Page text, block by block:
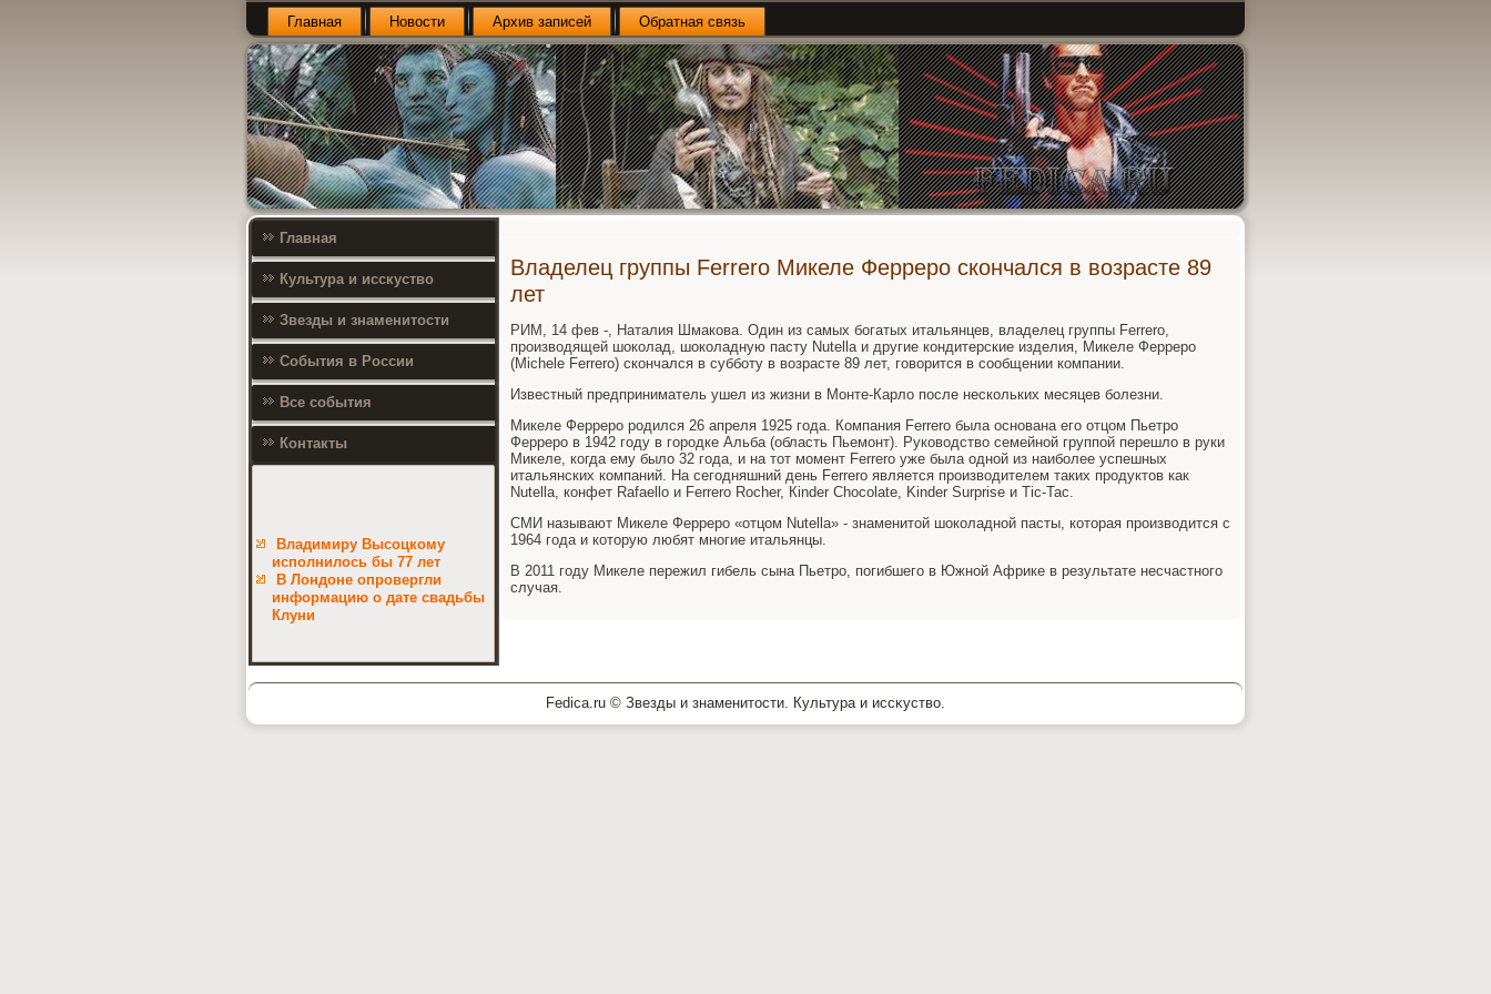
Главная Новости Архив записей Обратная связь
Главная
Культура и исскуство
Звезды и знаменитости
События в России
Все события
Контакты
Владимиру Высоцкому
исполнилось бы 77 лет
В Лондоне опровергли
информацию о дате свадьбы
Клуни
Владелец группы Ferrero Микеле Ферреро скончался в возрасте 89
лет
РИМ, 14 фев -, Наталия Шмакова. Один из самых богатых итальянцев, владелец группы Ferrero,
производящей шоколад, шоколадную пасту Nutella и другие кондитерские изделия, Микеле Ферреро
(Michele Ferrero) скончался в субботу в возрасте 89 лет, говорится в сообщении компании.
Известный предприниматель ушел из жизни в Монте-Карло после нескольких месяцев болезни.
Микеле Ферреро родился 26 апреля 1925 года. Компания Ferrero была основана его отцом Пьетро
Ферреро в 1942 году в городке Альба (область Пьемонт). Руководство семейной группой перешло в руки
Микеле, когда ему было 32 года, и на тот момент Ferrero уже была одной из наиболее успешных
итальянских компаний. На сегодняшний день Ferrero является производителем таких продуктов как
Nutella, конфет Rafaello и Ferrero Rocher, Кinder Chocolate, Kinder Surprise и Tic-Tac.
СМИ называют Микеле Ферреро «отцом Nutella» - знаменитой шоколадной пасты, которая производится с
1964 года и которую любят многие итальянцы.
В 2011 году Микеле пережил гибель сына Пьетро, погибшего в Южной Африке в результате несчастного
случая.
Fedica.ru © Звезды и знаменитοсти. Культура и иссκуствο.